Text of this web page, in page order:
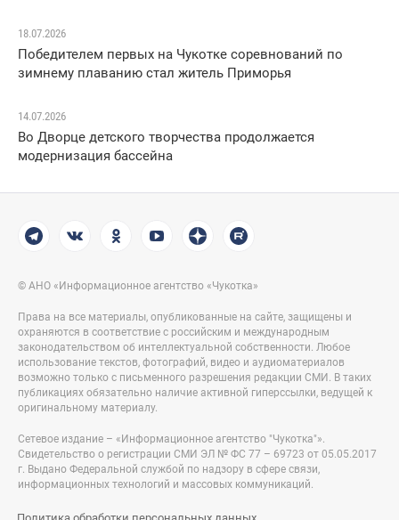
18.07.2026
Победителем первых на Чукотке соревнований по
зимнему плаванию стал житель Приморья
14.07.2026
Во Дворце детского творчества продолжается
модернизация бассейна
© АНО «Информационное агентство «Чукотка»
Права на все материалы, опубликованные на сайте, защищены и
охраняются в соответствие с российским и международным
законодательством об интеллектуальной собственности. Любое
использование текстов, фотографий, видео и аудиоматериалов
возможно только с письменного разрешения редакции СМИ. В таких
публикациях обязательно наличие активной гиперссылки, ведущей к
оригинальному материалу.
Сетевое издание – «Информационное агентство "Чукотка"».
Свидетельство о регистрации СМИ ЭЛ № ФС 77 – 69723 от 05.05.2017
г. Выдано Федеральной службой по надзору в сфере связи,
информационных технологий и массовых коммуникаций.